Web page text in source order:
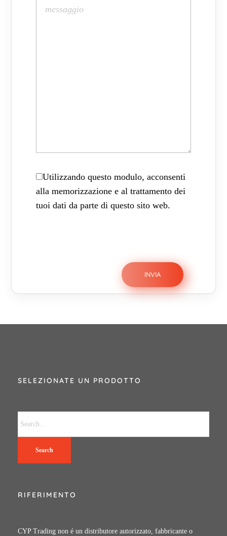
Utilizzando questo modulo, acconsenti
alla memorizzazione e al trattamento dei
tuoi dati da parte di questo sito web.
SELEZIONATE UN PRODOTTO
Search
RIFERIMENTO
CYP Trading non é un distributore autorizzato, fabbricante o